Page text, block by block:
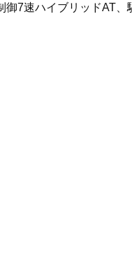
7速ハイブリッドAT